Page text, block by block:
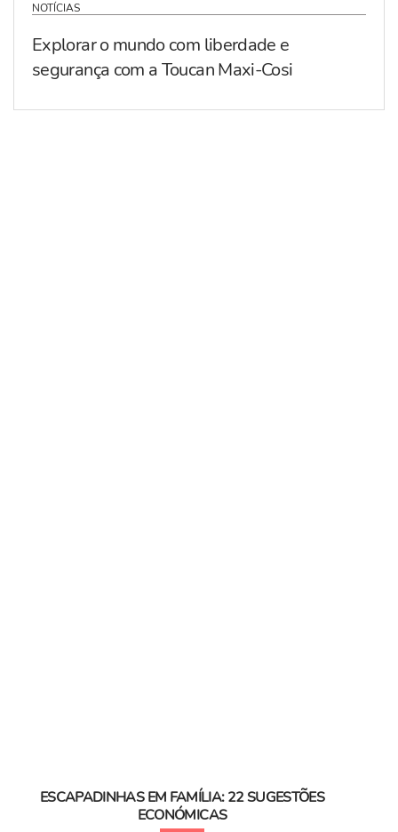
NOTÍCIAS
Explorar o mundo com liberdade e
segurança com a Toucan Maxi-Cosi
ESCAPADINHAS EM FAMÍLIA: 22 SUGESTÕES
ECONÓMICAS